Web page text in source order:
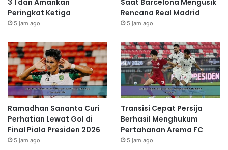
3 1 dan Amankan
Peringkat Ketiga
5 jam ago
Saat Barcelona Mengusik
Rencana Real Madrid
5 jam ago
Ramadhan Sananta Curi
Perhatian Lewat Gol di
Final Piala Presiden 2026
5 jam ago
Transisi Cepat Persija
Berhasil Menghukum
Pertahanan Arema FC
5 jam ago